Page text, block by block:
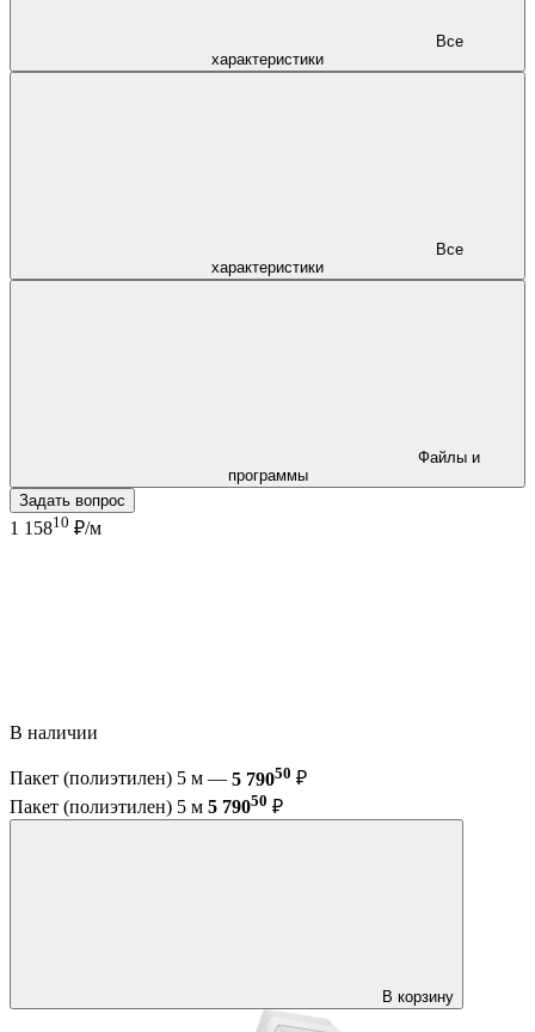
характеристики
характеристики
программы
Задать вопрос
1 15810 ₽/м
В наличии
Пакет (полиэтилен) 5 м — 5 79050 ₽
Пакет (полиэтилен) 5 м 5 79050 ₽
В корзину